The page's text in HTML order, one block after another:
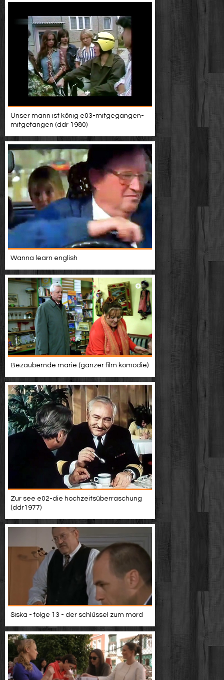
Unser mann ist könig e03-mitgegangen-
mitgefangen (ddr 1980)
Wanna learn english
Bezaubernde marie (ganzer film komödie)
Zur see e02-die hochzeitsüberraschung
(ddr1977)
Siska - folge 13 - der schlüssel zum mord